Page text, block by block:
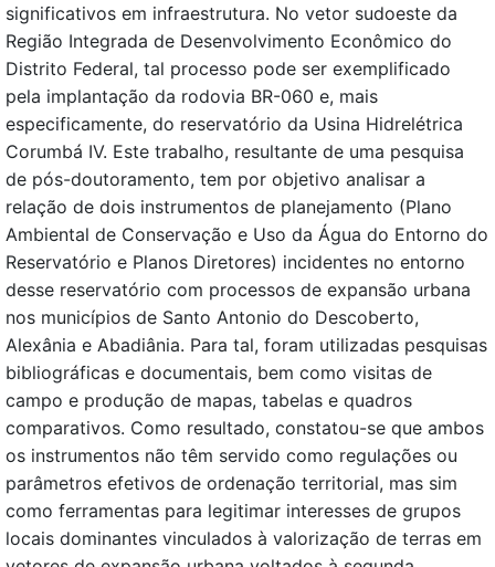
significativos em infraestrutura. No vetor sudoeste da
Região Integrada de Desenvolvimento Econômico do
Distrito Federal, tal processo pode ser exemplificado
pela implantação da rodovia BR-060 e, mais
especificamente, do reservatório da Usina Hidrelétrica
Corumbá IV. Este trabalho, resultante de uma pesquisa
de pós-doutoramento, tem por objetivo analisar a
relação de dois instrumentos de planejamento (Plano
Ambiental de Conservação e Uso da Água do Entorno do
Reservatório e Planos Diretores) incidentes no entorno
desse reservatório com processos de expansão urbana
nos municípios de Santo Antonio do Descoberto,
Alexânia e Abadiânia. Para tal, foram utilizadas pesquisas
bibliográficas e documentais, bem como visitas de
campo e produção de mapas, tabelas e quadros
comparativos. Como resultado, constatou-se que ambos
os instrumentos não têm servido como regulações ou
parâmetros efetivos de ordenação territorial, mas sim
como ferramentas para legitimar interesses de grupos
locais dominantes vinculados à valorização de terras em